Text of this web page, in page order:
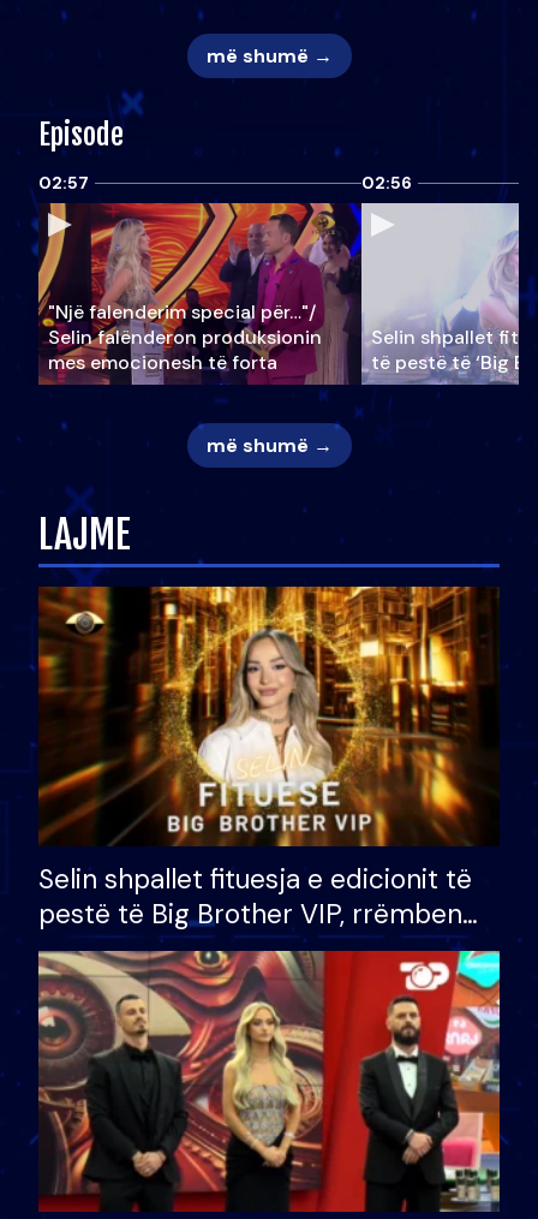
më shumë →
Episode
02:57
"Një falenderim special për…"/
Selin falënderon produksionin
mes emocionesh të forta
02:56
Selin shpallet
të pestë të ‘Big
më shumë →
LAJME
Selin shpallet fituesja e edicionit të
pestë të Big Brother VIP, rrëmben
çmimin e madh prej 100 mijë eurosh